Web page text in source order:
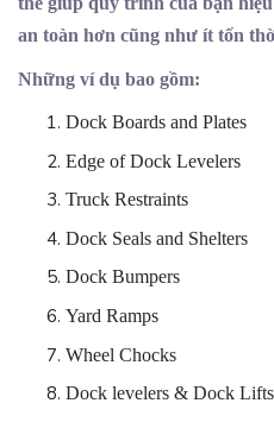
an toàn hơn cũng như ít tốn
Những ví dụ bao gồm:
Dock Boards and Plates
Edge of Dock Levelers
Truck Restraints
Dock Seals and Shelters
Dock Bumpers
Yard Ramps
Wheel Chocks
Dock levelers & Dock Lifts